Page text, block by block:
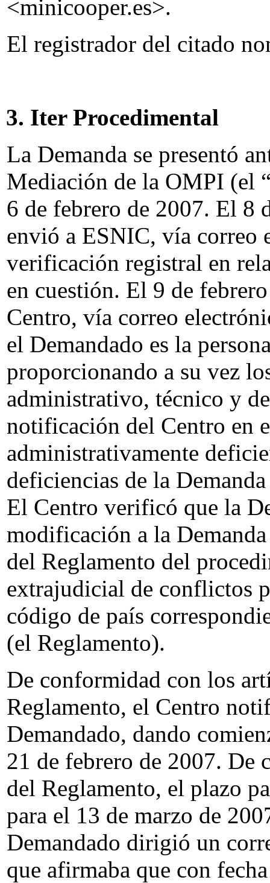
<minicooper.es>.
El registrador del citado
3. Iter Procedimental
La Demanda se presentó
Mediación de la OMPI (el
6 de febrero de 2007. El 8
envió a ESNIC, vía correo
verificación registral en
en cuestión. El 9 de
Centro, vía correo
el Demandado es la
proporcionando a su vez
administrativo, técnico y
notificación del Centro en
administrativamente
deficiencias de la
El Centro verificó que la
modificación a la
del Reglamento del
extrajudicial de conflictos
código de país
(el Reglamento).
De conformidad con los
Reglamento, el Centro
Demandado, dando
21 de febrero de 2007.
del Reglamento, el plazo
para el 13 de marzo de
Demandado dirigió un
que afirmaba que con